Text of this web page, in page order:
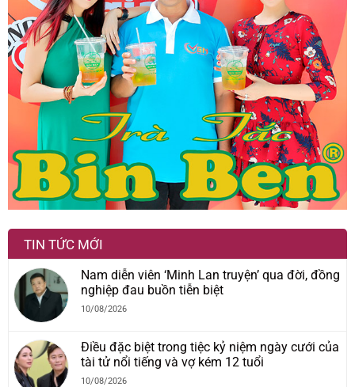
TIN TỨC MỚI
Nam diễn viên ‘Minh Lan truyện’ qua đời, đồng
nghiệp đau buồn tiễn biệt
10/08/2026
Điều đặc biệt trong tiệc kỷ niệm ngày cưới của
tài tử nổi tiếng và vợ kém 12 tuổi
10/08/2026